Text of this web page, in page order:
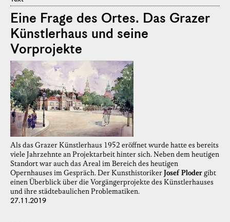
Eine Frage des Ortes. Das Grazer
Künstlerhaus und seine
Vorprojekte
Als das Grazer Künstlerhaus 1952 eröffnet wurde hatte es bereits
viele Jahrzehnte an Projektarbeit hinter sich. Neben dem heutigen
Standort war auch das Areal im Bereich des heutigen
Opernhauses im Gespräch. Der KunsthistorikerJosef Ploder gibt
einen Überblick über die Vorgängerprojekte des Künstlerhauses
und ihre städtebaulichen Problematiken.
27.11.2019